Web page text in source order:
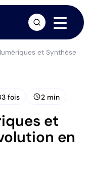
et Synthèse
fois schedule2 min
et
en
arrow_forward